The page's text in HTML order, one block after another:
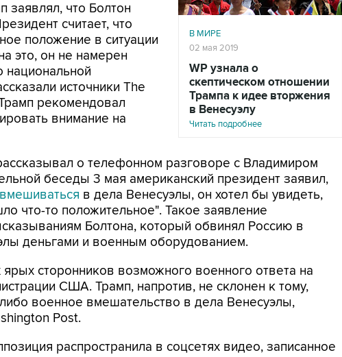
В МИРЕ
02 мая 2019
WP узнала о
скептическом отношении
Трампа к идее вторжения
в Венесуэлу
Читать подробнее
заявлял, что Болтон
считает, что
положение в ситуации
это, он не намерен
национальной
источники The
рекомендовал
внимание на
о телефонном разговоре с Владимиром
беседы 3 мая американский президент заявил,
в дела Венесуэлы, он хотел бы увидеть,
что-то положительное". Такое заявление
Болтона, который обвинял Россию в
деньгами и военным оборудованием.
сторонников возможного военного ответа на
США. Трамп, напротив, не склонен к тому,
военное вмешательство в дела Венесуэлы,
Post.
распространила в соцсетях видео, записанное